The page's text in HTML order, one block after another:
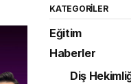
KATEGORILER
Eğitim
Haberler
Diş